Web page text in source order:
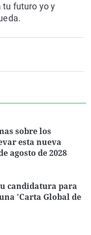
tu futuro yo y
sobre los
esta nueva
agosto de 2028
candidatura para
'Carta Global de